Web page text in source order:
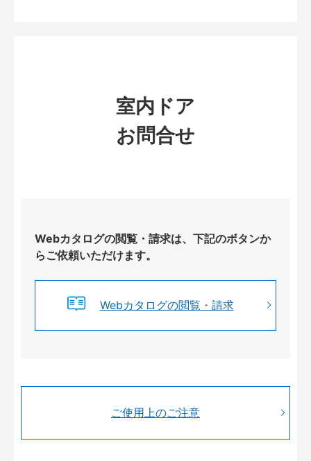
室内ドア
お問合せ
Webカタログの閲覧・請求は、下記のボタンか
らご依頼いただけます。
Webカタログの閲覧・請求
ご使用上のご注意